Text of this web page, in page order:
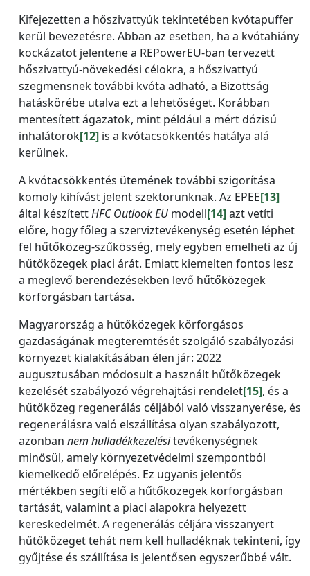
Kifejezetten a hőszivattyúk tekintetében kvótapuffer
kerül bevezetésre. Abban az esetben, ha a kvótahiány
kockázatot jelentene a REPowerEU-ban tervezett
hőszivattyú-növekedési célokra, a hőszivattyú
szegmensnek további kvóta adható, a Bizottság
hatáskörébe utalva ezt a lehetőséget. Korábban
mentesített ágazatok, mint például a mért dózisú
inhalátorok[12] is a kvótacsökkentés hatálya alá
kerülnek.
A kvótacsökkentés ütemének további szigorítása
komoly kihívást jelent szektorunknak. Az EPEE[13]
által készítettHFC Outlook EU modell[14]azt vetíti
előre, hogy főleg a szerviztevékenység esetén léphet
fel hűtőközeg-szűkösség, mely egyben emelheti az új
hűtőközegek piaci árát. Emiatt kiemelten fontos lesz
a meglevő berendezésekben levő hűtőközegek
körforgásban tartása.
Magyarország a hűtőközegek körforgásos
gazdaságának megteremtését szolgáló szabályozási
környezet kialakításában élen jár: 2022
augusztusában módosult a használt hűtőközegek
kezelését szabályozó végrehajtási rendelet[15], és a
hűtőközeg regenerálás céljából való visszanyerése, és
regenerálásra való elszállítása olyan szabályozott,
azonban nem hulladékkezelésitevékenységnek
minősül, amely környezetvédelmi szempontból
kiemelkedő előrelépés. Ez ugyanis jelentős
mértékben segíti elő a hűtőközegek körforgásban
tartását, valamint a piaci alapokra helyezett
kereskedelmét. A regenerálás céljára visszanyert
hűtőközeget tehát nem kell hulladéknak tekinteni, így
gyűjtése és szállítása is jelentősen egyszerűbbé vált.